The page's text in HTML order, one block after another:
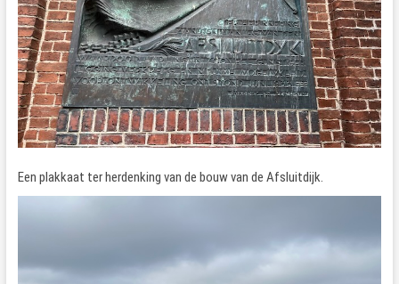
Een plakkaat ter herdenking van de bouw van de Afsluitdijk.